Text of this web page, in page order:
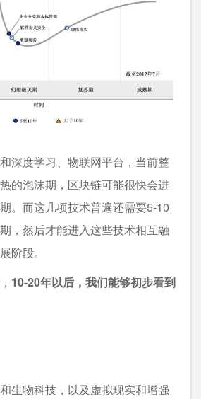
深度学习、物联网平台，当前整
的泡沫期，区块链可能很快会进
。而这几项技术普遍还需要5-10
，然后才能进入这些技术相互融
阶段。
10-20年以后，我们能够初步看到
生物科技，以及虚拟现实和增强